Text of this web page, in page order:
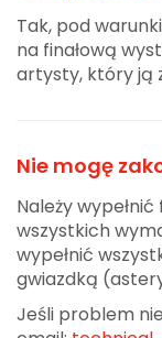
Tak, pod
na finałową
artysty, który ją
Nie mogę
Należy
wszystkich
wypełnić
gwiazdką
Jeśli problem